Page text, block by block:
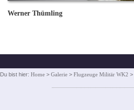
Werner Thümling
Du bist hier: Home > Galerie > Flugzeuge Militär WK2 >